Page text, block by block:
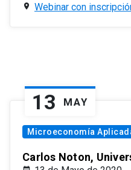
Webinar con
13 MAY
Microeconomía
Carlos Noton,